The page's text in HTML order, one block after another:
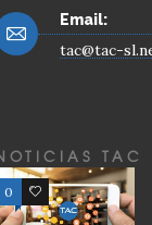
Email:
tac@tac-
TAC
0 0